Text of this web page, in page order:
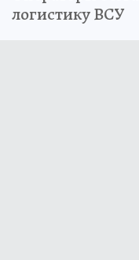
логистику ВСУ